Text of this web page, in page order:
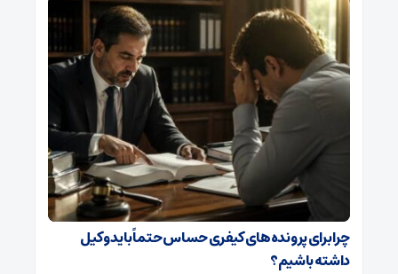
چرا برای پرونده‌های کیفری حساس حتماً باید وکیل
داشته باشیم؟